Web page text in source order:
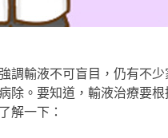
調輸液不可盲目，仍有不
除。要知道，輸液治療要
解一下：